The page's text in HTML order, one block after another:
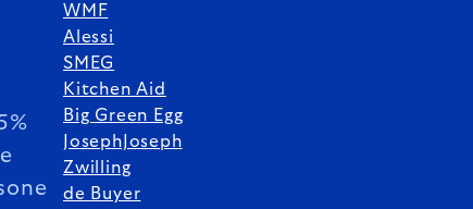
WMF
Alessi
SMEG
Kitchen Aid
Big Green Egg
JosephJoseph
Zwilling
de Buyer